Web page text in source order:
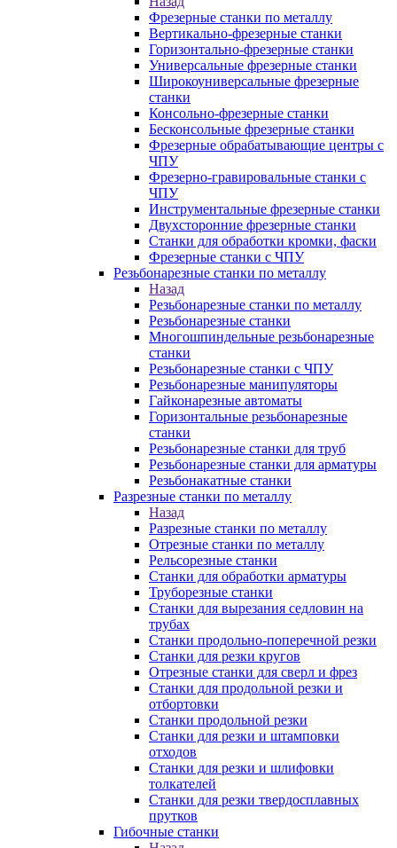
Фрезерные станки по металлу
Вертикально-фрезерные станки
Горизонтально-фрезерные станки
Универсальные фрезерные станки
Широкоуниверсальные фрезерные
станки
Консольно-фрезерные станки
Бесконсольные фрезерные станки
Фрезерные обрабатывающие центры с
ЧПУ
Фрезерно-гравировальные станки с
ЧПУ
Инструментальные фрезерные станки
Двухсторонние фрезерные станки
Станки для обработки кромки, фаски
Фрезерные станки с ЧПУ
Резьбонарезные станки по металлу
Назад
Резьбонарезные станки по металлу
Резьбонарезные станки
Многошпиндельные резьбонарезные
станки
Резьбонарезные станки с ЧПУ
Резьбонарезные манипуляторы
Гайконарезные автоматы
Горизонтальные резьбонарезные
станки
Резьбонарезные станки для труб
Резьбонарезные станки для арматуры
Резьбонакатные станки
Разрезные станки по металлу
Назад
Разрезные станки по металлу
Отрезные станки по металлу
Рельсорезные станки
Станки для обработки арматуры
Труборезные станки
Станки для вырезания седловин на
трубаx
Станки продольно-поперечной резки
Станки для резки кругов
Отрезные станки для сверл и фрез
Станки для продольной резки и
отбортовки
Станки продольной резки
Станки для резки и штамповки
отходов
Станки для резки и шлифовки
толкателей
Станки для резки твердосплавных
прутков
Гибочные станки